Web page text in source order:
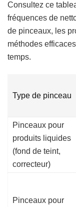
Consultez ce
fréquences de
de pinceaux, les
méthodes
temps.
Type de pinceau
Pinceaux pour
produits liquides
(fond de teint,
correcteur)
Pinceaux pour